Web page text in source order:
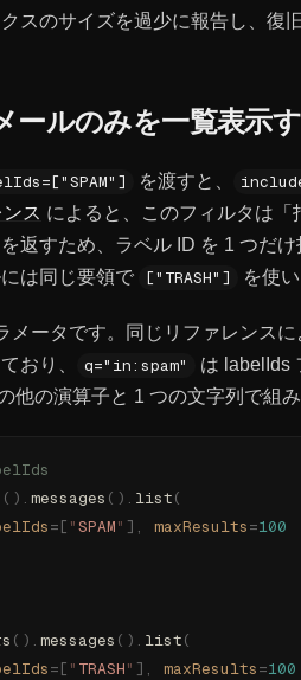
スのサイズを過少に報告し、復
ールのみを一覧表示
を渡すと、
ス によると、このフィルタは「
返すため、ラベル ID を 1 つだ
は同じ要領で
["TRASH"] を使い
メータです。同じリファレンス
おり、
q="in:spam"
は labelIds
他の演算子と 1 つの文字列で組
(). messages (). list(
=[ "SPAM" ], maxResults=100
(). messages (). list(
=[ " TRASH" ], maxResults=100